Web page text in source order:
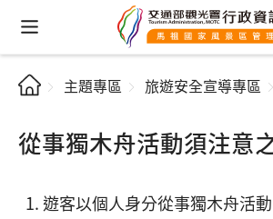
主題專區 旅遊安全宣導專區
從事獨木舟活動須注意
遊客以個人身分從事獨木舟活